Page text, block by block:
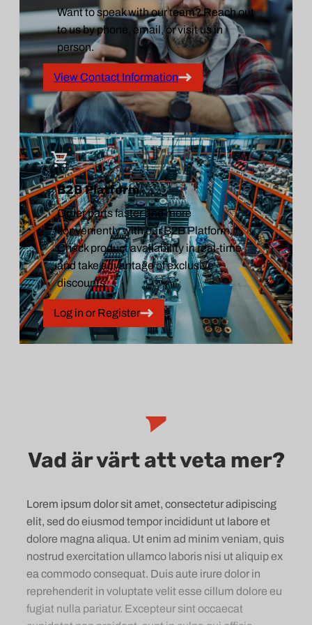
Want to speak with our team? Reach out
to us by phone, email, or visit us in
person.
View Contact Information
B2B Platform
Order parts faster and more
conveniently with our B2B Platform.
Check product availability in real-time
and take advantage of exclusive
discounts.
Log in or Register
Vad är värt att veta mer?
Lorem ipsum dolor sit amet, consectetur adipiscing
elit, sed do eiusmod tempor incididunt ut labore et
dolore magna aliqua. Ut enim ad minim veniam, quis
nostrud exercitation ullamco laboris nisi ut aliquip ex
ea commodo consequat. Duis aute irure dolor in
reprehenderit in voluptate velit esse cillum dolore eu
fugiat nulla pariatur. Excepteur sint occaecat